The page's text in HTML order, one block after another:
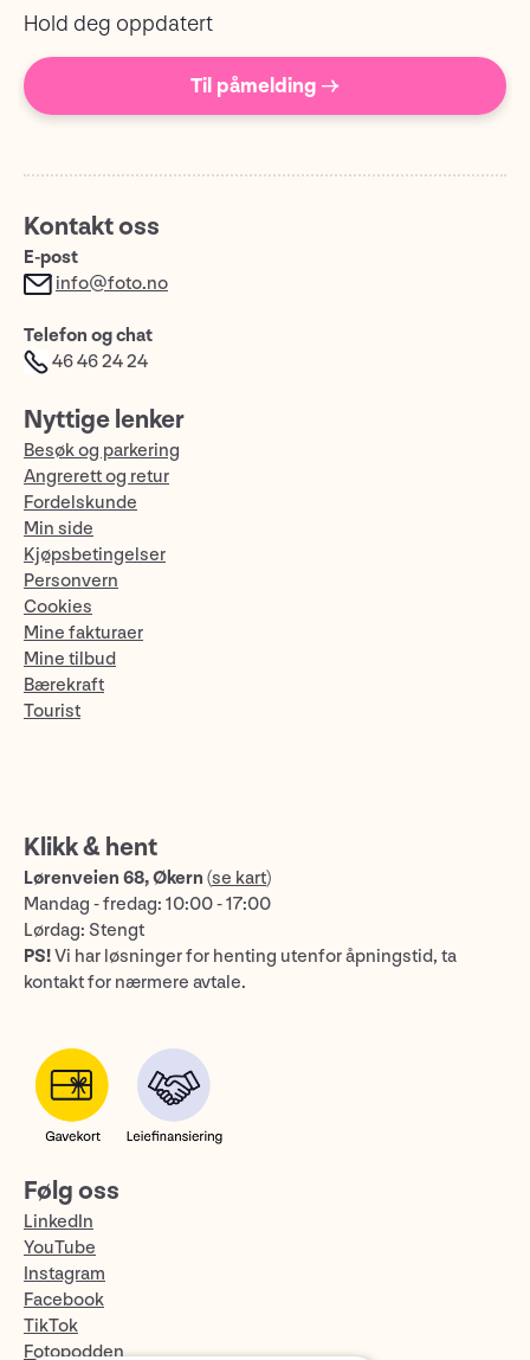
Hold deg oppdatert
Til påmelding →
Kontakt oss
E-post
info@foto.no
Telefon og chat
46 46 24 24
Nyttige lenker
Besøk og parkering
Angrerett og retur
Fordelskunde
Min side
Kjøpsbetingelser
Personvern
Cookies
Mine fakturaer
Mine tilbud
Bærekraft
Tourist
Klikk & hent
Lørenveien 68, Økern (se kart)
Mandag - fredag: 10:00 - 17:00
Lørdag: Stengt
PS!Vi har løsninger for henting utenfor åpningstid, ta
kontakt for nærmere avtale.
Følg oss
LinkedIn
YouTube
Instagram
Facebook
TikTok
Fotopodden